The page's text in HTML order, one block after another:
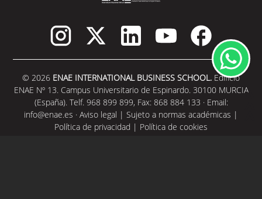
© 2026 ENAE INTERNATIONAL BUSINESS SCHOOL. Edificio
ENAE Nº 13. Campus Universitario de Espinardo. 30100 MURCIA
(España). Telf. 968 899 899, Fax: 868 884 133 · Email:
info@enae.es · Aviso legal | Sujeto a normas académicas |
Política de privacidad | Política de cookies